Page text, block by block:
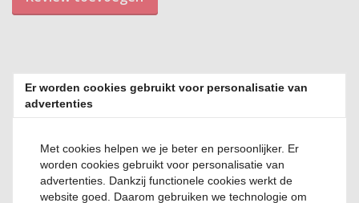
Relevante producten
Er worden cookies gebruikt voor personalisatie van
advertenties
Met cookies helpen we je beter en persoonlijker. Er
worden cookies gebruikt voor personalisatie van
advertenties. Dankzij functionele cookies werkt de
website goed. Daarom gebruiken we technologie om